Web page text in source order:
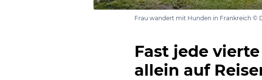
Frau wandert mit Hunden in Frankreich ©
Fast jede
allein auf